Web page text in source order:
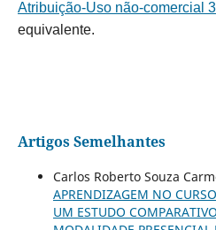
Atribuição-Uso não-comercial
equivalente.
Artigos Semelhantes
Carlos Roberto Souza
APRENDIZAGEM NO
UM ESTUDO